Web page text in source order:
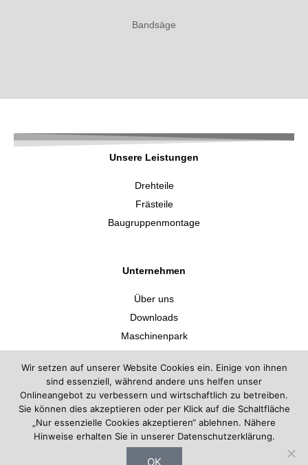
Bandsäge
Unsere Leistungen
Drehteile
Frästeile
Baugruppenmontage
Unternehmen
Über uns
Downloads
Maschinenpark
Anfrage
Zertifikate
Wir setzen auf unserer Website Cookies ein. Einige von ihnen
sind essenziell, während andere uns helfen unser
Onlineangebot zu verbessern und wirtschaftlich zu betreiben.
Sie können dies akzeptieren oder per Klick auf die Schaltfläche
„Nur essenzielle Cookies akzeptieren“ ablehnen. Nähere
Hinweise erhalten Sie in unserer Datenschutzerklärung.
OK